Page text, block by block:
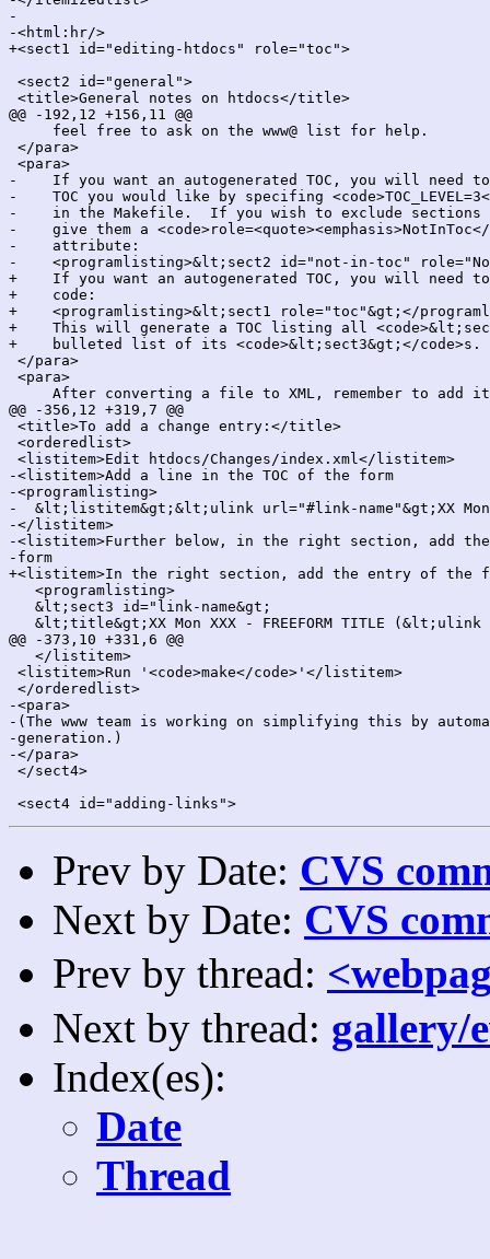
-
-<html:hr/>
+<sect1 id="editing-htdocs" role="toc">
<sect2 id="general">
<title>General notes on htdocs</title>
@@ -192,12 +156,11 @@
     feel free to ask on the www@ list for help.
</para>
<para>
-    If you want an autogenerated TOC, you will need
-    TOC you would like by specifing
-    in the Makefile.  If you wish to exclude sections
-    give them a <code>role=<quote><emphasis>NotInToc</
-    attribute:
-    <programlisting>&lt;sect2 id="not-in-toc"
+    If you want an autogenerated TOC, you will need
+    code:
+    <programlisting>&lt;sect1 role="toc"&gt;</
+    This will generate a TOC listing all
+    bulleted list of its <code>&lt;sect3&gt;</code>s.
</para>
<para>
After converting a file to XML, remember to add
@@ -356,12 +319,7 @@
<title>To add a change entry:</title>
<orderedlist>
<listitem>Edit htdocs/Changes/index.xml</listitem>
-<listitem>Add a line in the TOC of the form
-<programlisting>
-  &lt;listitem&gt;&lt;ulink url="#link-name"&gt;XX Mon
-</listitem>
-<listitem>Further below, in the right section, add
-form
+<listitem>In the right section, add the entry of the
   <programlisting>
   &lt;sect3 id="link-name&gt;
&lt;title&gt;XX Mon XXX - FREEFORM TITLE
@@ -373,10 +331,6 @@
   </listitem>
<listitem>Run '<code>make</code>'</listitem>
</orderedlist>
-<para>
-(The www team is working on simplifying this by
-generation.)
-</para>
</sect4>
Prev by Date: CVS
Next by Date: CVS
Prev by thread:
Next by thread: gallery/
Index(es):
Date
Thread